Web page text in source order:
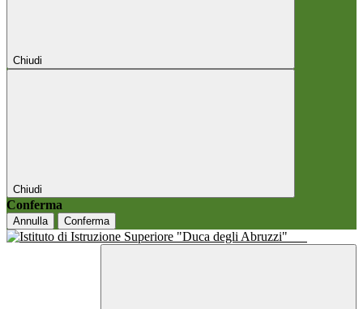
Chiudi
Chiudi
Conferma
Annulla Conferma